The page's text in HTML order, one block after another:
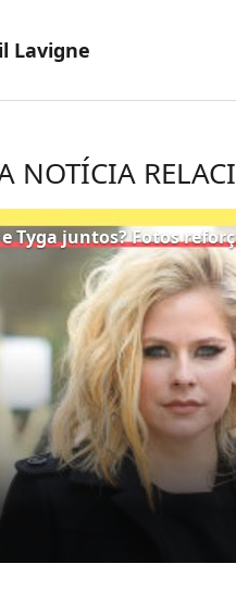
Lavigne
NOTÍCIA
Tyga juntos? Fotos